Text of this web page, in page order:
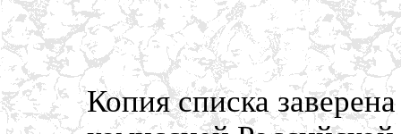
Копия списка